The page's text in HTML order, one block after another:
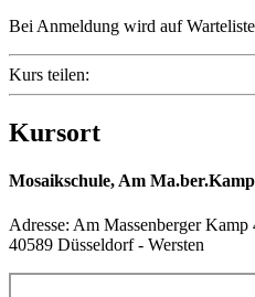
Bei Anmeldung wird auf
Kurs teilen:
Kursort
Mosaikschule, Am
Adresse: Am Massenberger Kamp
40589 Düsseldorf - Wersten